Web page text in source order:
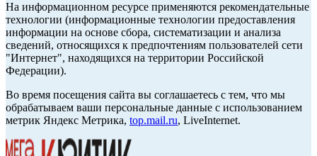
На информационном ресурсе применяются рекомендательные
технологии (информационные технологии предоставления
информации на основе сбора, систематизации и анализа
сведений, относящихся к предпочтениям пользователей сети
"Интернет", находящихся на территории Российской
Федерации).
Во время посещения сайта вы соглашаетесь с тем, что мы
обрабатываем ваши персональные данные с использованием
метрик Яндекс Метрика, top.mail.ru, LiveInternet.